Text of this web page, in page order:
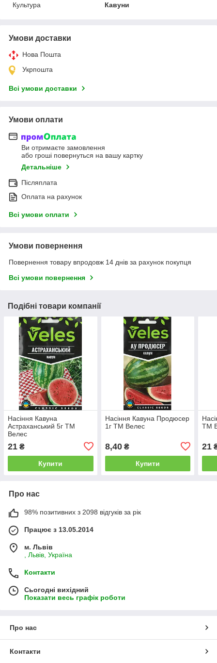
Культура
Кавуни
Умови доставки
Нова Пошта
Укрпошта
Всі умови доставки
Умови оплати
Ви отримаєте замовлення
або гроші повернуться на вашу картку
Детальніше
Післяплата
Оплата на рахунок
Всі умови оплати
Умови повернення
Повернення товару впродовж 14 днів за рахунок покупця
Всі умови повернення
Подібні товари компанії
Насіння Кавуна
Астраханський 5г ТМ
Велес
21 ₴
Купити
Насіння Кавуна Продюсер
1г ТМ Велес
8,40₴
Купити
ТМ
21
Про нас
98% позитивних з 2098 відгуків за рік
Працює з 13.05.2014
м. Львів
, Львів, Україна
Контакти
Сьогодні вихідний
Показати весь графік роботи
Про нас
Контакти